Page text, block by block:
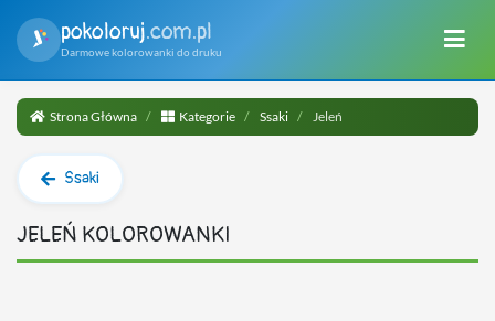
pokoloruj.com.pl
Darmowe kolorowanki do druku
Strona Główna Kategorie Ssaki Jeleń
Ssaki
JELEŃ KOLOROWANKI